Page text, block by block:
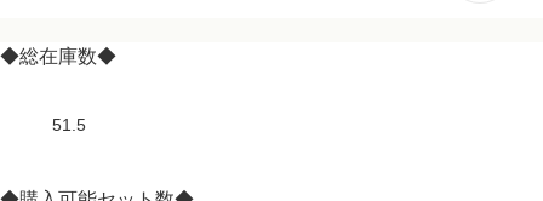
◆総在庫数◆
51.5